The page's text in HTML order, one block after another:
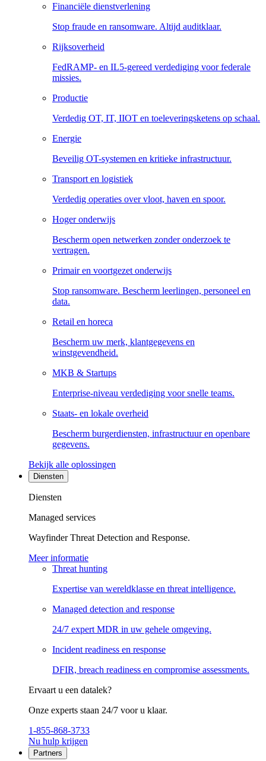
Financiële dienstverlening
Stop fraude en ransomware. Altijd auditklaar.
Rijksoverheid
FedRAMP- en IL5-gereed verdediging voor federale
missies.
Productie
Verdedig OT, IT, IIOT en toeleveringsketens op schaal.
Energie
Beveilig OT-systemen en kritieke infrastructuur.
Transport en logistiek
Verdedig operaties over vloot, haven en spoor.
Hoger onderwijs
Bescherm open netwerken zonder onderzoek te
vertragen.
Primair en voortgezet onderwijs
Stop ransomware. Bescherm leerlingen, personeel en
data.
Retail en horeca
Bescherm uw merk, klantgegevens en
winstgevendheid.
MKB & Startups
Enterprise-niveau verdediging voor snelle teams.
Staats- en lokale overheid
Bescherm burgerdiensten, infrastructuur en openbare
gegevens.
Bekijk alle oplossingen
Diensten
Diensten
Managed services
Wayfinder Threat Detection and Response.
Meer informatie
Threat hunting
Expertise van wereldklasse en threat intelligence.
Managed detection and response
24/7 expert MDR in uw gehele omgeving.
Incident readiness en response
DFIR, breach readiness en compromise assessments.
Ervaart u een datalek?
Onze experts staan 24/7 voor u klaar.
1-855-868-3733
Nu hulp krijgen
Partners